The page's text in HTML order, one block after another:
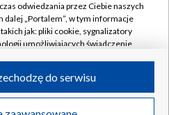
Kanały
S.A. w likwidacji
odwiedzania przez Ciebie naszych
dalej „Portalem”, w tym informacje
jak: pliki cookie, sygnalizatory
umożliwiających świadczenie
odwiedzania przez Ciebie
do serwisu